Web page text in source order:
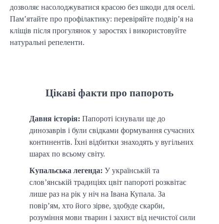
дозволяє насолоджуватися красою без шкоди для оселі.
Пам’ятайте про профілактику: перевіряйте подвір’я на
кліщів після прогулянок у заростях і використовуйте
натуральні репеленти.
Цікаві факти про папороть
Давня історія: Папороті існували ще до
динозаврів і були свідками формування сучасних
континентів. Їхні відбитки знаходять у вугільних
шарах по всьому світу.
Купальська легенда: У українській та
слов’янській традиціях цвіт папороті розквітає
лише раз на рік у ніч на Івана Купала. За
повір’ям, хто його зірве, здобуде скарби,
розуміння мови тварин і захист від нечистої сили